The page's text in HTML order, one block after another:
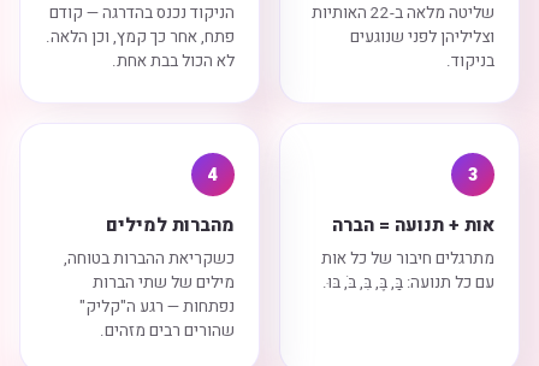
שליטה מלאה ב-22 האותיות
וצליליהן לפני שנוגעים
בניקוד.
הניקוד נכנס בהדרגה — קודם
פתח, אחר כך קמץ, וכן הלאה.
לא הכול בבת אחת.
3
אות + תנועה = הברה
מתרגלים חיבור של כל אות
עם כל תנועה: בַּ, בֶּ, בִּ, בֹּ, בּוּ.
4
מהברות למילים
כשקריאת ההברות בטוחה,
מילים של שתי הברות
נפתחות — רגע ה"קליק"
שהורים רבים מזהים.